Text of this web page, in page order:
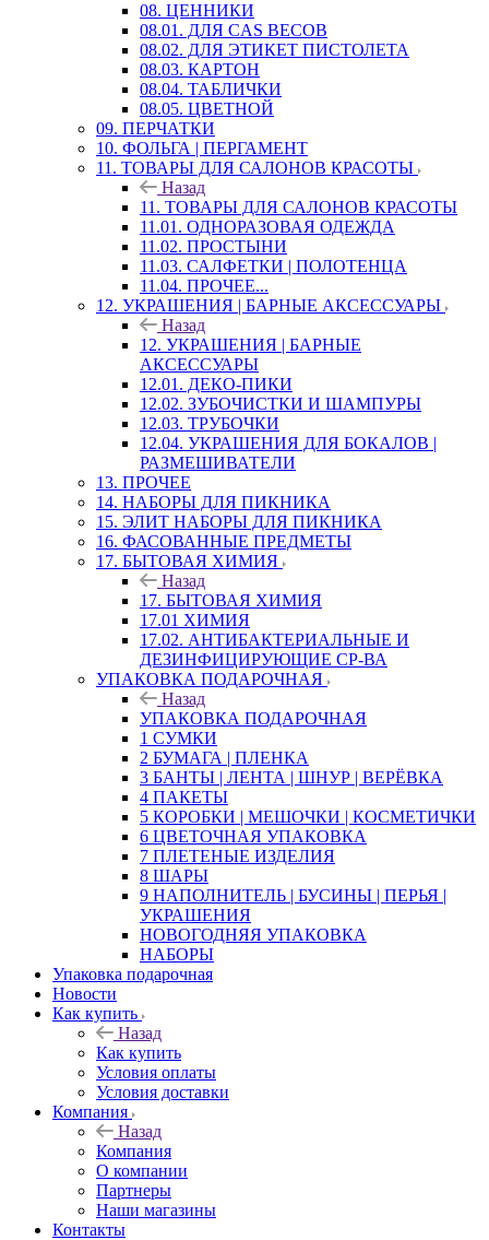
08. ЦЕННИКИ
08.01. ДЛЯ CAS ВЕСОВ
08.02. ДЛЯ ЭТИКЕТ ПИСТОЛЕТА
08.03. КАРТОН
08.04. ТАБЛИЧКИ
08.05. ЦВЕТНОЙ
09. ПЕРЧАТКИ
10. ФОЛЬГА | ПЕРГАМЕНТ
11. ТОВАРЫ ДЛЯ САЛОНОВ КРАСОТЫ
Назад
11. ТОВАРЫ ДЛЯ САЛОНОВ КРАСОТЫ
11.01. ОДНОРАЗОВАЯ ОДЕЖДА
11.02. ПРОСТЫНИ
11.03. САЛФЕТКИ | ПОЛОТЕНЦА
11.04. ПРОЧЕЕ...
12. УКРАШЕНИЯ | БАРНЫЕ АКСЕССУАРЫ
Назад
12. УКРАШЕНИЯ | БАРНЫЕ
АКСЕССУАРЫ
12.01. ДЕКО-ПИКИ
12.02. ЗУБОЧИСТКИ И ШАМПУРЫ
12.03. ТРУБОЧКИ
12.04. УКРАШЕНИЯ ДЛЯ БОКАЛОВ |
РАЗМЕШИВАТЕЛИ
13. ПРОЧЕЕ
14. НАБОРЫ ДЛЯ ПИКНИКА
15. ЭЛИТ НАБОРЫ ДЛЯ ПИКНИКА
16. ФАСОВАННЫЕ ПРЕДМЕТЫ
17. БЫТОВАЯ ХИМИЯ
Назад
17. БЫТОВАЯ ХИМИЯ
17.01 ХИМИЯ
17.02. АНТИБАКТЕРИАЛЬНЫЕ И
ДЕЗИНФИЦИРУЮЩИЕ СР-ВА
УПАКОВКА ПОДАРОЧНАЯ
Назад
УПАКОВКА ПОДАРОЧНАЯ
1 СУМКИ
2 БУМАГА | ПЛЕНКА
3 БАНТЫ | ЛЕНТА | ШНУР | ВЕРЁВКА
4 ПАКЕТЫ
5 КОРОБКИ | МЕШОЧКИ | КОСМЕТИЧКИ
6 ЦВЕТОЧНАЯ УПАКОВКА
7 ПЛЕТЕНЫЕ ИЗДЕЛИЯ
8 ШАРЫ
9 НАПОЛНИТЕЛЬ | БУСИНЫ | ПЕРЬЯ |
УКРАШЕНИЯ
НОВОГОДНЯЯ УПАКОВКА
НАБОРЫ
Упаковка подарочная
Новости
Как купить
Назад
Как купить
Условия оплаты
Условия доставки
Компания
Назад
Компания
О компании
Партнеры
Наши магазины
Контакты